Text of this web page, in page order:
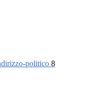
politico 8